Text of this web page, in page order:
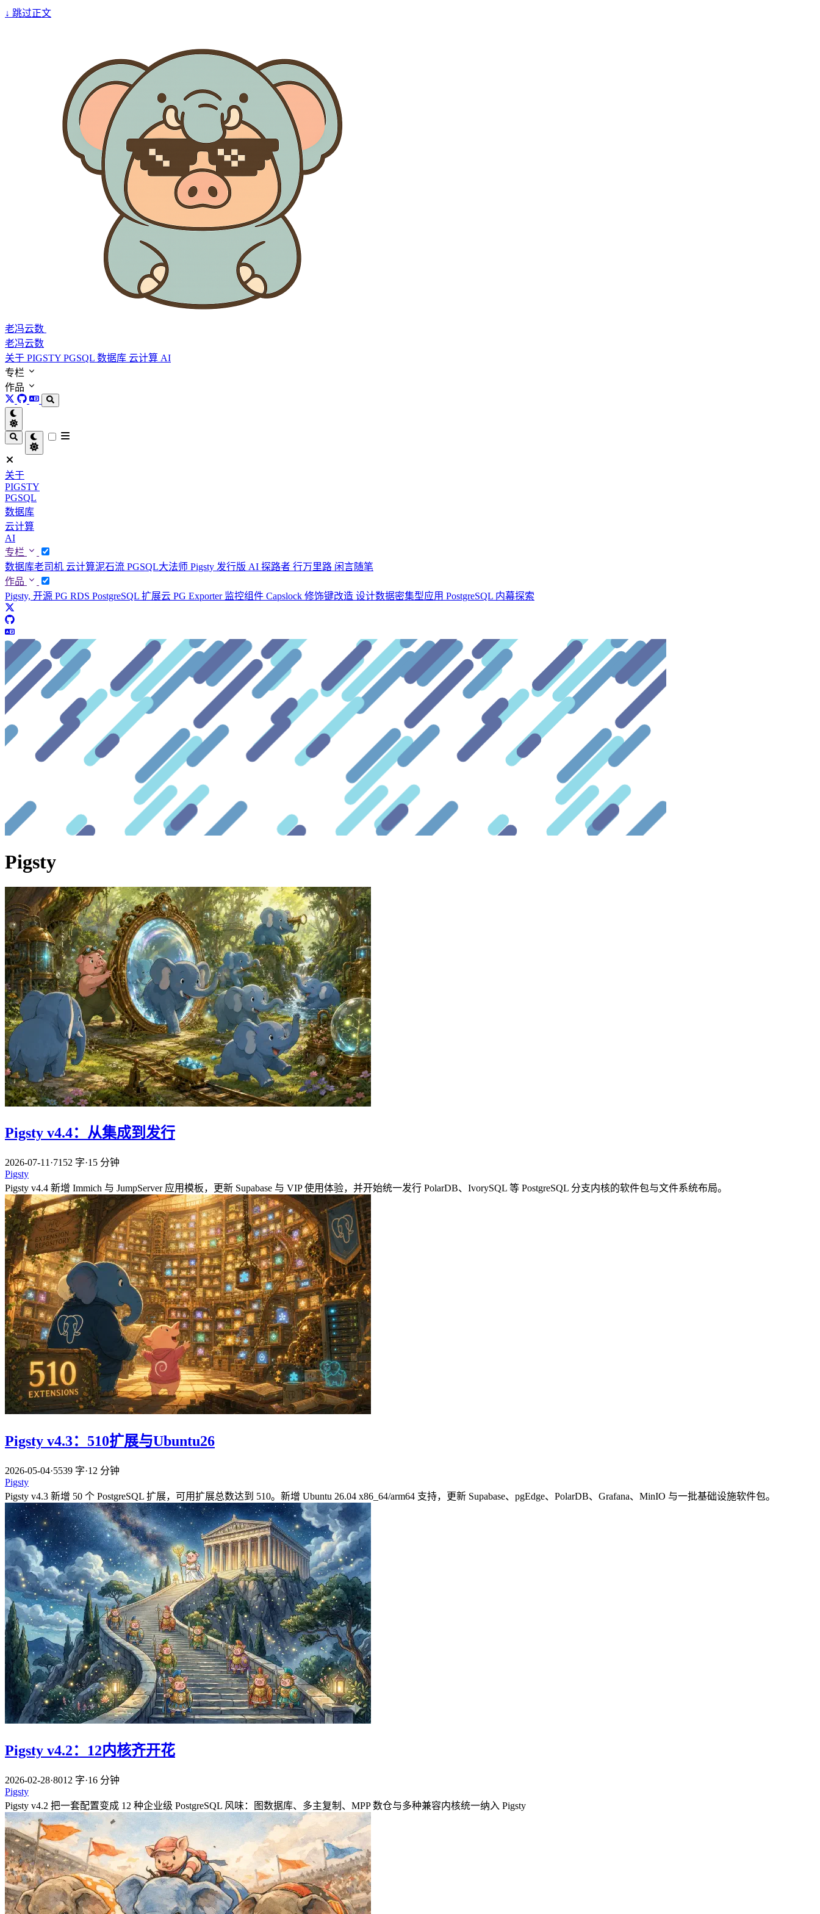
↓ 跳过正文
老冯云数
老冯云数
关于 PIGSTY PGSQL 数据库 云计算 AI
专栏
作品
关于
PIGSTY
PGSQL
数据库
云计算
AI
专栏
数据库老司机 云计算泥石流 PGSQL大法师 Pigsty 发行版 AI 探路者 行万里路 闲言随笔
作品
Pigsty, 开源 PG RDS PostgreSQL 扩展云 PG Exporter 监控组件 Capslock 修饰键改造 设计数据密集型应用 PostgreSQL 内幕探索
Pigsty
Pigsty v4.4：从集成到发行
2026-07-11 ·7152 字·15 分钟
Pigsty
Pigsty v4.4 新增 Immich 与 JumpServer 应用模板，更新 Supabase 与 VIP 使用体验，并开始统一发行 PolarDB、IvorySQL 等 PostgreSQL 分支内核的软件包与文件系统布局。
Pigsty v4.3：510扩展与Ubuntu26
2026-05-04·5539 字·12 分钟
Pigsty
Pigsty v4.3 新增 50 个 PostgreSQL 扩展，可用扩展总数达到 510。新增 Ubuntu 26.04 x86_64/arm64 支持，更新 Supabase、pgEdge、PolarDB、Grafana、MinIO 与一批基础设施软件包。
Pigsty v4.2：12内核齐开花
2026-02-28·8012 字·16 分钟
Pigsty
Pigsty v4.2 把一套配置变成 12 种企业级 PostgreSQL 风味：图数据库、多主复制、MPP 数仓与多种兼容内核统一纳入 Pigsty